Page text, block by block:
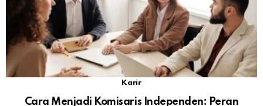
Karir
Cara Menjadi Komisaris Independen: Peran